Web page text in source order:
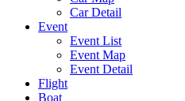
Car Detail
Event
Event List
Event Map
Event Detail
Flight
Boat